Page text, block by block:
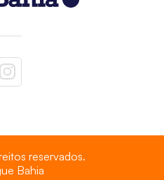
reservados.
Bahia